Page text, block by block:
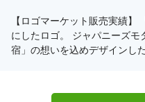
【ロゴマーケット販売実績
にしたロゴ。 ジャパニーズ
宿」の想いを込めデザインし